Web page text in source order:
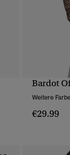
Bardot
Weitere
€29.99